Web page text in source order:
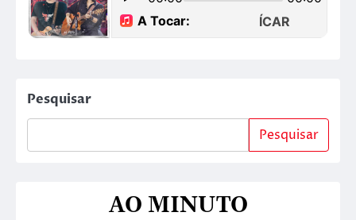
Pesquisar
Pesquisar
AO MINUTO